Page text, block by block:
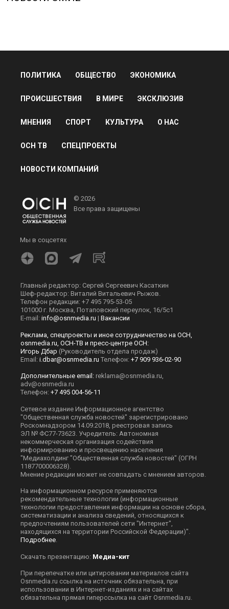
ПОЛИТИКА ОБЩЕСТВО ЭКОНОМИКА
ПРОИСШЕСТВИЯ В МИРЕ ЭКСКЛЮЗИВ
МНЕНИЯ СПОРТ КУЛЬТУРА О НАС
ОСН ТВ СПЕЦПРОЕКТЫ
НОВОСТИ КОМПАНИЙ
© 2026
Все права защищены
Мы в соцсетях
Главный редактор: Сергей Сергеевич Касаткин
Шеф-редактор: Виталий Витальевич Рыжов.
Телефон редакции: +7 495 795-53-05
101000 г. Москва, Потаповский переулок, 16/5с1
E-mail: info@osnmedia.ru | Вакансии
Реклама, спецпроекты и иное сотрудничество на ОСН,
osnmedia.ru, ОСН-ТВ и пресс-центре ОСН:
Игорь Дбар (Руководитель отдела продаж)
Email: i.dbar@osnmedia.ru Телефон: +7 909 936-02-90
Дополнительные email: reklama@osnmedia.ru
adv@osnmedia.ru
Телефон: +7 495 004-56-11
Сетевое издание Информационное агентство
"Общественная служба новостей" зарегистрировано
Роскомнадзором 14.09.2018, реестровая запись
ЭЛ № ФС77-73623. Учредитель: Автономная
некоммерческая организация содействия
информированию и просвещению населения
"Медиахолдинг "Общественная служба новостей" (ОГРН
1187700006328).
Мнение редакции может не совпадать с мнением авторов.
На информационном ресурсе применяются
рекомендательные технологии (информационные
технологии предоставления информации на основе сбора,
систематизации и анализа сведений, относящихся к
предпочтениям пользователей сети "Интернет",
находящихся на территории Российской Федерации)".
Подробнее
Скачать презентацию: Медиа-кит
При перепечатке или цитировании материалов сайта
Оsnmedia.ru ссылка на источник обязательна, при
использовании в Интернет-изданиях и на сайтах
обязательна прямая гиперссылка на сайт Оsnmedia.ru.